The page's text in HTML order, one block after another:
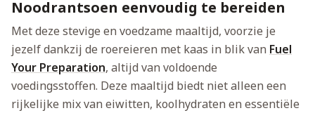
Noodrantsoen eenvoudig te bereiden
Met deze stevige en voedzame maaltijd, voorzie je
jezelf dankzij de roereieren met kaas in blik van Fuel
Your Preparation, altijd van voldoende
voedingsstoffen. Deze maaltijd biedt niet alleen een
rijkelijke mix van eiwitten, koolhydraten en essentiële